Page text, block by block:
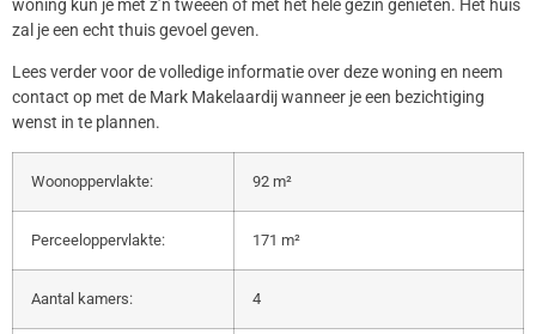
woning kun je met z’n tweeën of met het hele gezin genieten. Het huis
zal je een echt thuis gevoel geven.
Lees verder voor de volledige informatie over deze woning en neem
contact op met de Mark Makelaardij wanneer je een bezichtiging
wenst in te plannen.
Woonoppervlakte: 92 m²
Perceeloppervlakte: 171 m²
Aantal kamers: 4